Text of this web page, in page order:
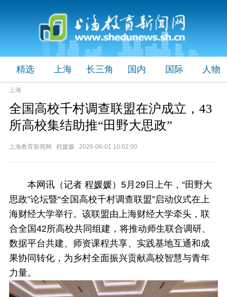
精选 上海 长三角 国内 国际 人物
上海
全国高校千村调查联盟在沪成立，43
所高校集结助推“田野大思政”
上海教育新闻网 程媛媛 2026-06-01 10:02:00
本网讯（记者 程媛媛） 5月29日上午，“田野大
思政”论坛暨“全国高校千村调查联盟”启动仪式在上
海财经大学举行。 该联盟由上海财经大学牵头，联
合全国42所高校共同组建，将推动师生联合调研、
数据平台共建、师资课程共享、实践基地互通和成
果协同转化，为乡村全面振兴贡献高校智慧与青年
力量。